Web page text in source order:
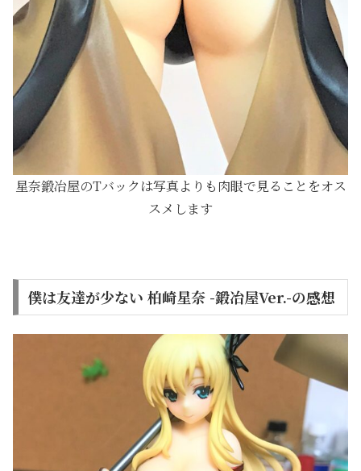
星奈鍛冶屋のTバックは写真よりも肉眼で見ることをオス
スメします
僕は友達が少ない 柏崎星奈 -鍛冶屋Ver.-の感想